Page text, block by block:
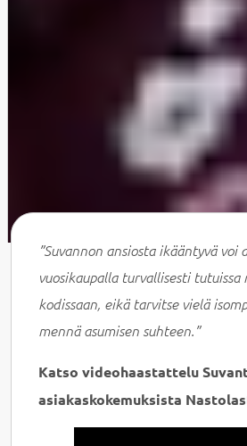
”Suvannon ansiosta ikääntyvä voi
vuosikaupalla turvallisesti tutuissa
kodissaan, eikä tarvitse vielä
mennä asumisen suhteen.”
Katso videohaastattelu
asiakaskokemuksista